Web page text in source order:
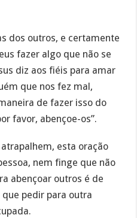
dos outros, e certamente
fazer algo que não se
diz aos fiéis para amar
que nos fez mal,
de fazer isso do
favor, abençoe-os”.
esta oração
nem finge que não
abençoar outros é de
pedir para outra